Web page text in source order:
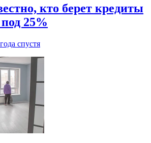
кто берет кредиты
25%
спустя